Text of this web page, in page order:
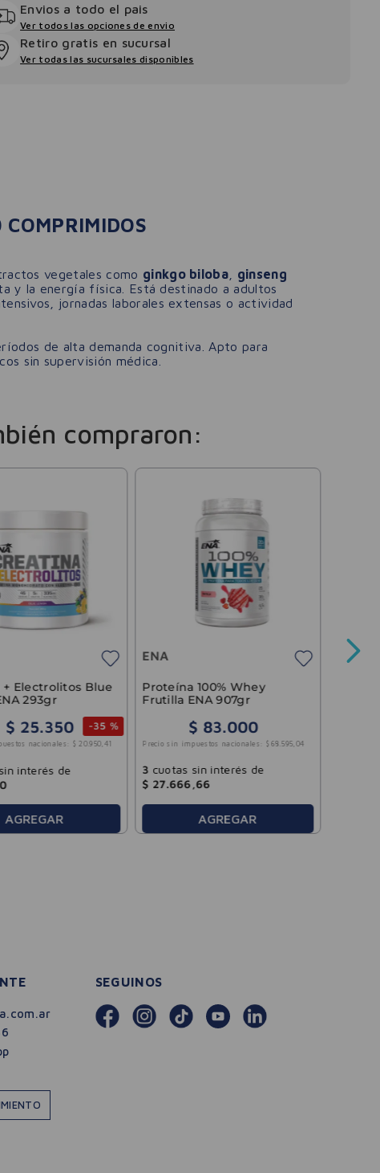
Envios a todo el pais
Ver todos las opciones de envio
Retiro gratis en sucursal
Ver todas las sucursales disponibles
vegetales como ginkgo biloba
ginseng
y la energía física. Está destinado a adultos
jornadas laborales extensas o actividad
de alta demanda cognitiva. Apto para
sin supervisión médica.
compraron:
+ Electrolitos Blue
293gr
$ 25.350 -35 %
nacionales: $ 20 .950 , 41
interés de
AGREGAR
ENA
Proteína 100% Whey
Frutilla ENA 907gr
$ 83.000
Precio sin impuestos nacionales: $ 68 595 04
3 cuotas sin interés de
$ 27.666 ,66
AGREGAR
SEGUINOS